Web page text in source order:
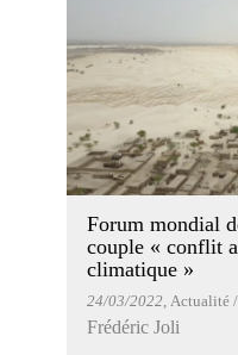
Forum mondial
couple « conflit
climatique »
24/03/2022 , Actualité
Frédéric Joli